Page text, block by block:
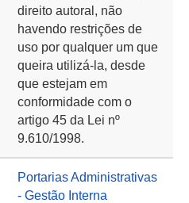
direito autoral, não
havendo restrições de
uso por qualquer um que
queira utilizá-la, desde
que estejam em
conformidade com o
artigo 45 da Lei nº
9.610/1998.
Portarias Administrativas
- Gestão Interna